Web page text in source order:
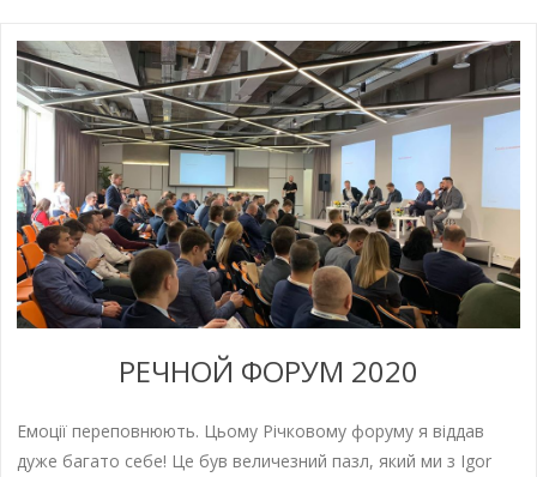
РЕЧНОЙ ФОРУМ 2020
Емоції переповнюють. Цьому Річковому форуму я віддав
дуже багато себе! Це був величезний пазл, який ми з Igor